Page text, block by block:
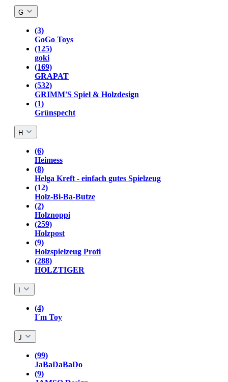
G
(3)
GoGo Toys
(125)
goki
(169)
GRAPAT
(532)
GRIMM'S Spiel & Holzdesign
(1)
Grünspecht
H
(6)
Heimess
(8)
Helga Kreft - einfach gutes Spielzeug
(12)
Holz-Bi-Ba-Butze
(2)
Holznoppi
(259)
Holzpost
(9)
Holzspielzeug Profi
(288)
HOLZTIGER
(4)
I´m Toy
J
(99)
JaBaDaBaDo
(9)